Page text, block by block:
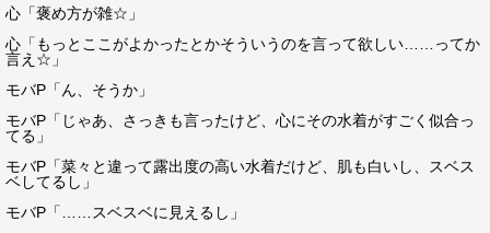
心「褒め方が雑☆」
心「もっとここがよかったとかそういうのを言って欲しい……ってか
言え☆」
モバP「ん、そうか」
モバP「じゃあ、さっきも言ったけど、心にその水着がすごく似合っ
てる」
モバP「菜々と違って露出度の高い水着だけど、肌も白いし、スベス
ベしてるし」
モバP「……スベスベに見えるし」